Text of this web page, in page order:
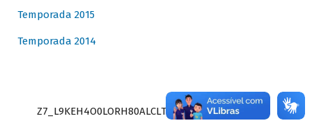
Temporada 2015
Temporada 2014
Z7_L9KEH4O0LORH80ALCLTPF80S27